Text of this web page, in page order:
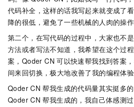
代码补全，这样的话我写起来就变成了
降的很低，避免了一些机械的人肉的操作
第二个，在写代码的过程中，大家也不
方法或者写法不知道，我希望在这个过
案， Qoder CN 可以快速帮我找到答案
间来回切换，极大地改善了我的编程体验
Qoder CN 帮我生成的代码量其实挺多
Qoder CN 帮我生成的，我自己体感测过